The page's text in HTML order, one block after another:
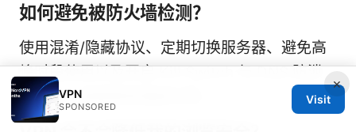
如何避免被防火墙检测？
使用混淆/隐藏协议、定期切换服务器、避免高
峰时段使用以及开启 Kill Switch 与 DNS 防泄
漏措施，能提高穿透成功率。
×
VPN
SPONSORED
Visit